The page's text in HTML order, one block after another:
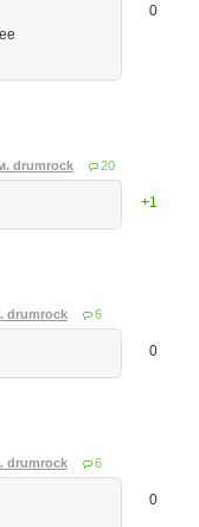
0
drumrock 20
+1
drumrock 6
0
drumrock 6
0